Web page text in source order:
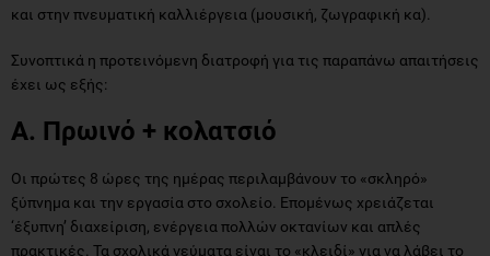
και στην πνευματική καλλιέργεια (μουσική, ζωγραφική κα).
Συνοπτικά η προτεινόμενη διατροφή για τις παραπάνω απαιτήσεις
έχει ως εξής:
Α. Πρωινό + κολατσιό
Οι πρώτες 8 ώρες της ημέρας περιλαμβάνουν το «σκληρό»
ξύπνημα και την εργασία στο σχολείο. Επομένως χρειάζεται
‘έξυπνη’ διαχείριση, ενέργεια πολλών οκτανίων και απλές
πρακτικές. Τα σχολικά γεύματα είναι το «κλειδί» για να λάβει το